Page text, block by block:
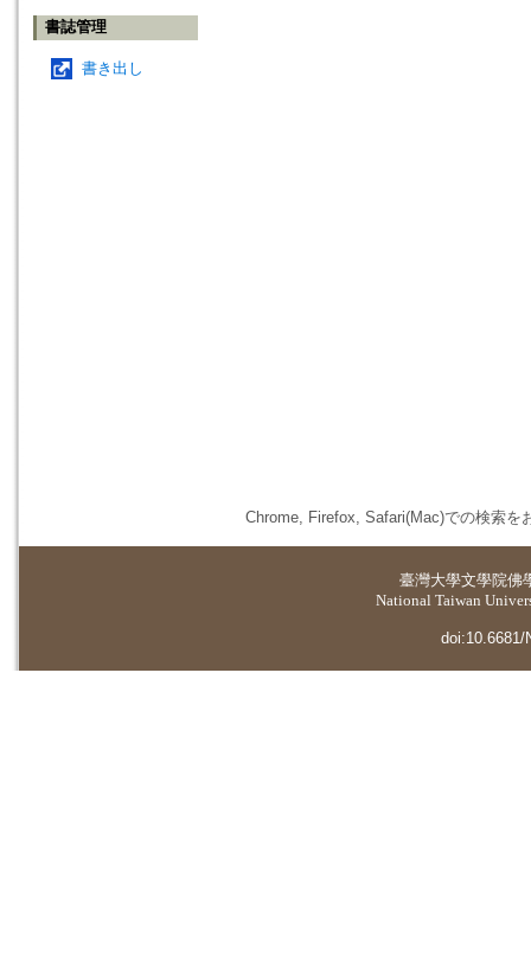
書誌管理
書き出し
Chrome, Firefox, Safari(Mac)での検索を
臺灣大學文學院佛
National Taiwan
doi:10.6681/